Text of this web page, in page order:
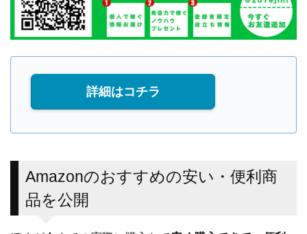
詳細はコチラ
Amazonのおすすめの安い・便利商
品を公開